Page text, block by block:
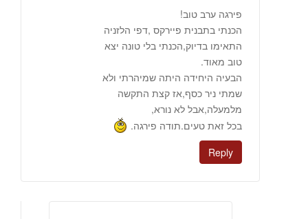
פירגה ערב טוב!
הכנתי בתבנית פיירקס ,דפי הלזניה
התאימו בדיוק,הכנתי בלי טונה יצא
טוב מאוד.
הבעיה היחידה היתה שמיהרתי ולא
שמתי ניר כסף,אז קצת התקשה
מלמעלה,אבל לא נורא,
בכל זאת טעים.תודה פירגה.
Reply